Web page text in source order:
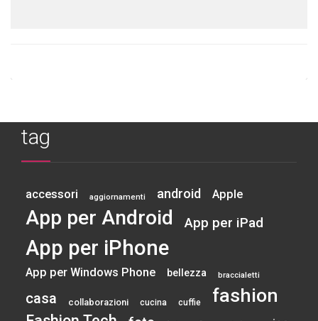
tag
accessori aggiornamenti android Apple
App per Android App per iPad
App per iPhone
App per Windows Phone bellezza braccialetti
casa collaborazioni cucina cuffie fashion